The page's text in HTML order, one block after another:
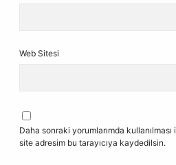
Web Sitesi
Daha sonraki yorumlarımda
site adresim bu tarayıcıya kaydedilsin.